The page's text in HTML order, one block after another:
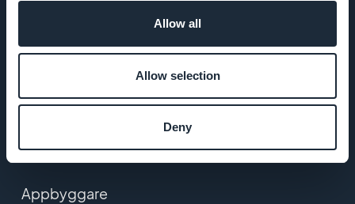
Allow all
Allow selection
Deny
& GDPR
Kontakta oss
PRODUKT
Appbyggare